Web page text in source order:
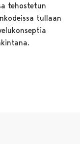
tehostetun
tullaan